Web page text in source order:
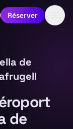
Réserver
de
de